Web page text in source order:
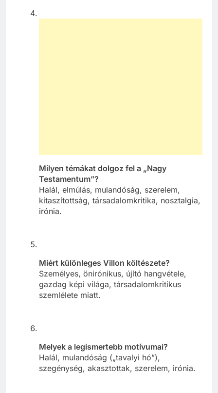
Milyen témákat dolgoz fel a „Nagy
Testamentum”?
Halál, elmúlás, mulandóság, szerelem,
kitaszítottság, társadalomkritika, nosztalgia,
irónia.
Miért különleges Villon költészete?
Személyes, önirónikus, újító hangvétele,
gazdag képi világa, társadalomkritikus
szemlélete miatt.
Melyek a legismertebb motívumai?
Halál, mulandóság („tavalyi hó”),
szegénység, akasztottak, szerelem, irónia.